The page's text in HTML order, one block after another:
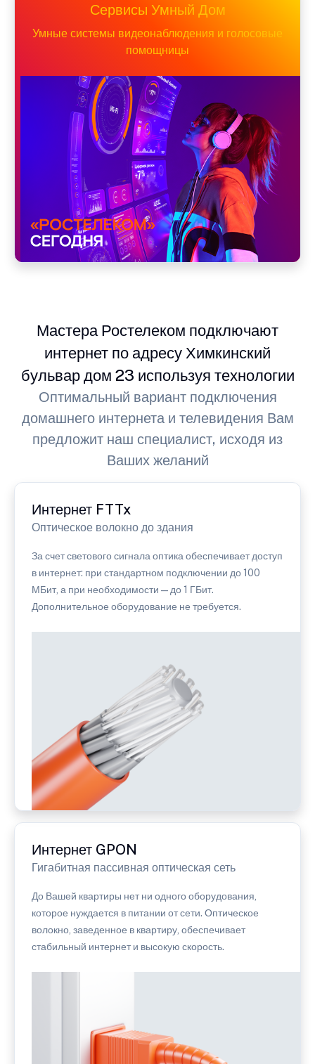
Сервисы Умный Дом
Умные системы видеонаблюдения и голосовые
помощницы
Мастера Ростелеком подключают
интернет по адресу Химкинский
бульвар дом 23 используя технологии
Оптимальный вариант подключения
домашнего интернета и телевидения Вам
предложит наш специалист, исходя из
Ваших желаний
Интернет FTTx
Оптическое волокно до здания
За счет светового сигнала оптика обеспечивает доступ
в интернет: при стандартном подключении до 100
МБит, а при необходимости — до 1 ГБит.
Дополнительное оборудование не требуется.
Интернет GPON
Гигабитная пассивная оптическая сеть
До Вашей квартиры нет ни одного оборудования,
которое нуждается в питании от сети. Оптическое
волокно, заведенное в квартиру, обеспечивает
стабильный интернет и высокую скорость.